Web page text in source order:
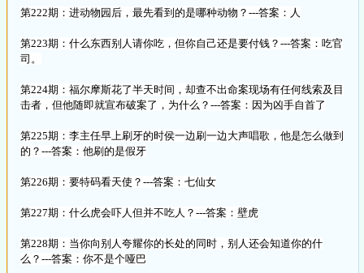
第222期：进动物园后，最先看到的是哪种动物？---答案：人
第223期：什么东西别人请你吃，但你自己还是要付钱？---答案：吃官
司。
第224期：福尔摩斯花了半天时间，却查不出命案现场有任何线索及目
击者，但他随即就宣布破案了，为什么？---答案：因为凶手自首了
第225期：李主任早上刷牙的时侯一边刷一边大声唱歌，他是怎么做到
的？---答案：他刷的是假牙
第226期：要特码看天使？---答案：七仙女
第227期：什么虎会吓人但并不吃人？---答案：壁虎
第228期：当你向别人夸耀你的长处的同时，别人还会知道你的什
么？---答案：你不是个哑巴